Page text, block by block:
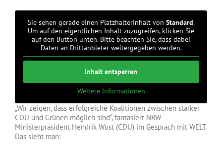
Sie sehen gerade einen Platzhalterinhalt von Standard.
Um auf den eigentlichen Inhalt zuzugreifen, klicken Sie
auf den Button unten. Bitte beachten Sie, dass dabei
Daten an Drittanbieter weitergegeben werden.
Inhalt entsperren
Weitere Informationen
„Wir zeigen, dass erfolgreiche Koalitionen zwischen starker
CDU und Grünen möglich sind“, fantasiert NRW-
Ministerpräsident Hendrik Wüst (CDU) im Gespräch mit WELT.
Das sieht man: